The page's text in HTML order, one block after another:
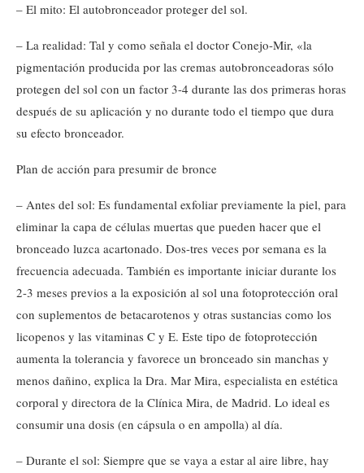
– El mito: El autobronceador proteger del sol.
– La realidad: Tal y como señala el doctor Conejo-Mir, «la
pigmentación producida por las cremas autobronceadoras sólo
protegen del sol con un factor 3-4 durante las dos primeras horas
después de su aplicación y no durante todo el tiempo que dura
su efecto bronceador.
Plan de acción para presumir de bronce
– Antes del sol: Es fundamental exfoliar previamente la piel, para
eliminar la capa de células muertas que pueden hacer que el
bronceado luzca acartonado. Dos-tres veces por semana es la
frecuencia adecuada. También es importante iniciar durante los
2-3 meses previos a la exposición al sol una fotoprotección oral
con suplementos de betacarotenos y otras sustancias como los
licopenos y las vitaminas C y E. Este tipo de fotoprotección
aumenta la tolerancia y favorece un bronceado sin manchas y
menos dañino, explica la Dra. Mar Mira, especialista en estética
corporal y directora de la Clínica Mira, de Madrid. Lo ideal es
consumir una dosis (en cápsula o en ampolla) al día.
– Durante el sol: Siempre que se vaya a estar al aire libre, hay